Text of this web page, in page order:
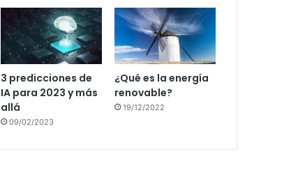
3 predicciones de
IA para 2023 y más
allá
09/02/2023
¿Qué es la energía
renovable?
19/12/2022